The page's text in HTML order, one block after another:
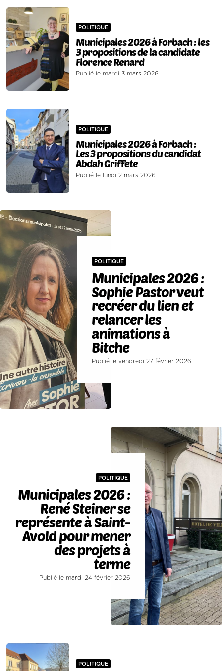
POLITIQUE
Municipales 2026 à Forbach : les
3 propositions de la candidate
Florence Renard
Publié le mardi 3 mars 2026
POLITIQUE
Municipales 2026 à Forbach :
Les 3 propositions du candidat
Abdah Griffete
Publié le lundi 2 mars 2026
POLITIQUE
Municipales 2026 :
Sophie Pastor veut
recréer du lien et
relancer les
animations à
Bitche
Publié le vendredi 27 février 2026
POLITIQUE
Municipales 2026 :
René Steiner se
représente à Saint-
Avold pour mener
des projets à
terme
Publié le mardi 24 février 2026
POLITIQUE